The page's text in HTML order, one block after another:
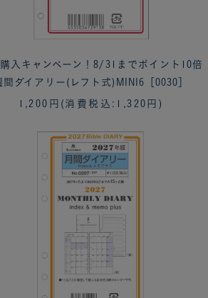
入キャンペーン！8/31までポイント10倍
間ダイアリー(レフト式)MINI6［0030］
1,200円 (消費税込:1,320円)